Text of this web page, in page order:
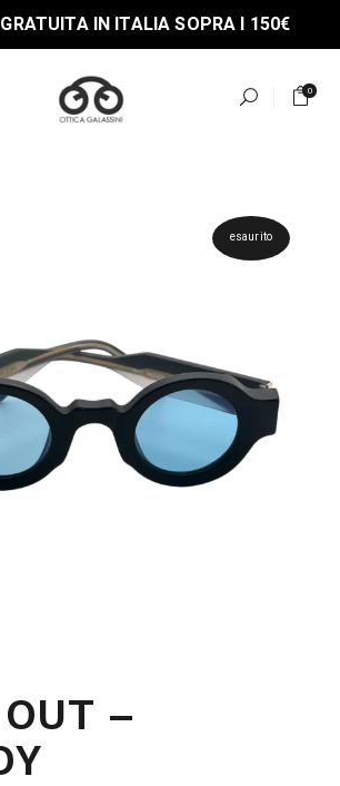
IN ITALIA SOPRA I 150€
0
esaurito
–